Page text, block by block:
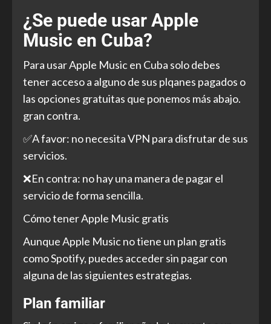
¿Se puede usar Apple
Music en Cuba?
Para usar Apple Music en Cuba solo debes
tener acceso a alguno de sus plqanes pagados o
las opciones gratuitas que ponemos más abajo.
gran contra.
✅A favor: no necesita VPN para disfrutar de sus
servicios.
❌En contra: no hay una manera de pagar el
servicio de forma sencilla.
Cómo tener Apple Music gratis
Aunque Apple Music no tiene un plan gratis
como Spotify, puedes acceder sin pagar con
alguna de las siguientes estrategias.
Plan familiar